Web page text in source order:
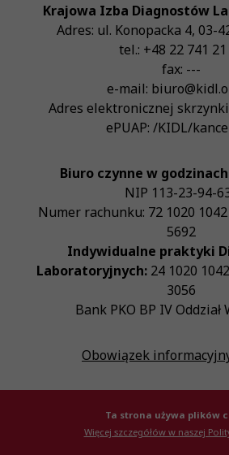
Krajowa Izba Diagnostów
Adres: ul. Konopacka 4, 03-
tel.: +48 22 741
fax: ---
e-mail:
Adres elektronicznej
ePUAP: /KIDL/
Biuro czynne w
NIP 113-23-94-
Numer rachunku: 72 1020
5692
Indywidualne praktyki
Laboratoryjnych:24 1020
3056
Bank PKO BP IV Oddział
Obowiązek
Ta strona używa plików
Więcej szczegółów w naszej